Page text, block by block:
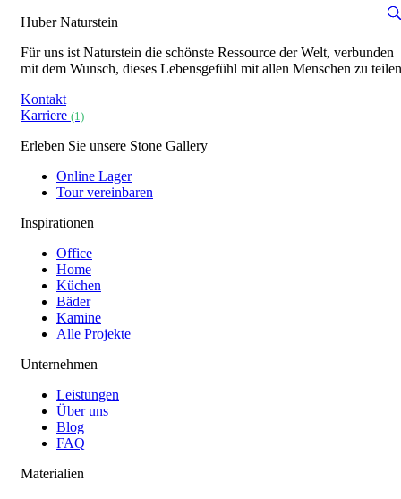
Huber Naturstein
Für uns ist Naturstein die schönste Ressource der Welt, verbunden
mit dem Wunsch, dieses Lebensgefühl mit allen Menschen zu
Kontakt
Karriere (1)
Erleben Sie unsere Stone Gallery
Online Lager
Tour vereinbaren
Inspirationen
Office
Home
Küchen
Bäder
Kamine
Alle Projekte
Unternehmen
Leistungen
Über uns
Blog
FAQ
Materialien